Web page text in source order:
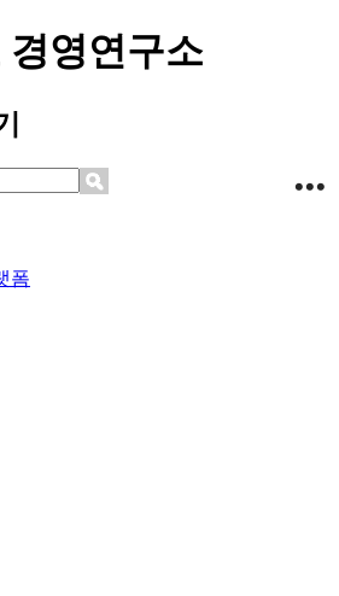
경영연구소
폼